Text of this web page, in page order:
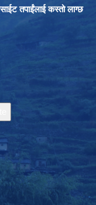
तपाईंलाई कस्तो लाग्छ